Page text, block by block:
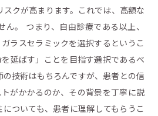
クが高まります。これでは、高額な
。 つまり、自由診療である以上、
ラスセラミックを選択するというこ
延ばす」ことを目指す選択であるべ
技術はもちろんですが、患者との信
がかかるのか、その背景を丁寧に説
ついても、患者に理解してもらうこ